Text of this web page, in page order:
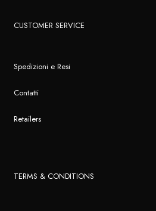
CUSTOMER SERVICE
Spedizioni e Resi
Contatti
Retailers
TERMS & CONDITIONS